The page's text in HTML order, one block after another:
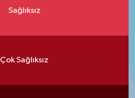
Sağlıksız
Çok Sağlıksız